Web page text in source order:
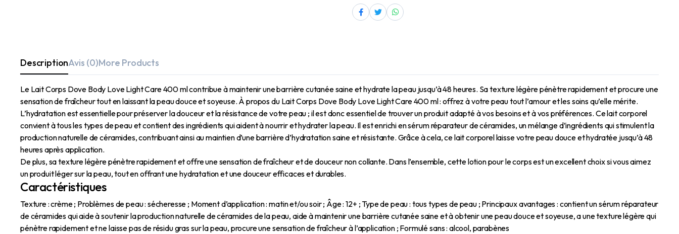
DescriptionAvis (0)More Products
Le Lait Corps Dove Body Love Light Care 400 ml contribue à maintenir une barrière cutanée saine et hydrate la peau jusqu’à 48 heures. Sa texture légère pénètre rapidement et procure une
sensation de fraîcheur tout en laissant la peau douce et soyeuse. À propos du Lait Corps Dove Body Love Light Care 400 ml : offrez à votre peau tout l’amour et les soins qu’elle mérite.
L’hydratation est essentielle pour préserver la douceur et la résistance de votre peau ; il est donc essentiel de trouver un produit adapté à vos besoins et à vos préférences. Ce lait corporel
convient à tous les types de peau et contient des ingrédients qui aident à nourrir et hydrater la peau. Il est enrichi en sérum réparateur de céramides, un mélange d’ingrédients qui stimulent la
production naturelle de céramides, contribuant ainsi au maintien d’une barrière d’hydratation saine et résistante. Grâce à cela, ce lait corporel laisse votre peau douce et hydratée jusqu’à 48
heures après application.
De plus, sa texture légère pénètre rapidement et offre une sensation de fraîcheur et de douceur non collante. Dans l’ensemble, cette lotion pour le corps est un excellent choix si vous aimez
un produit léger sur la peau, tout en offrant une hydratation et une douceur efficaces et durables.
Caractéristiques
Texture : crème ; Problèmes de peau : sécheresse ; Moment d’application : matin et/ou soir ; Âge : 12+ ; Type de peau : tous types de peau ; Principaux avantages : contient un sérum réparateur
de céramides qui aide à soutenir la production naturelle de céramides de la peau, aide à maintenir une barrière cutanée saine et à obtenir une peau douce et soyeuse, a une texture légère qui
pénètre rapidement et ne laisse pas de résidu gras sur la peau, procure une sensation de fraîcheur à l’application ; Formulé sans : alcool, parabènes